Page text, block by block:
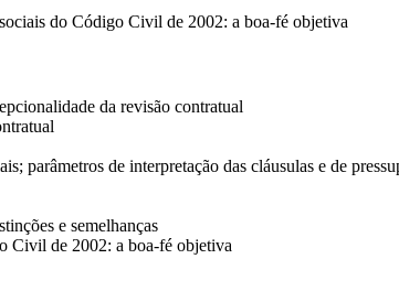
do Código Civil de 2002: a boa-fé objetiva
da revisão contratual
de interpretação das cláusulas e de
e semelhanças
Civil de 2002: a boa-fé objetiva